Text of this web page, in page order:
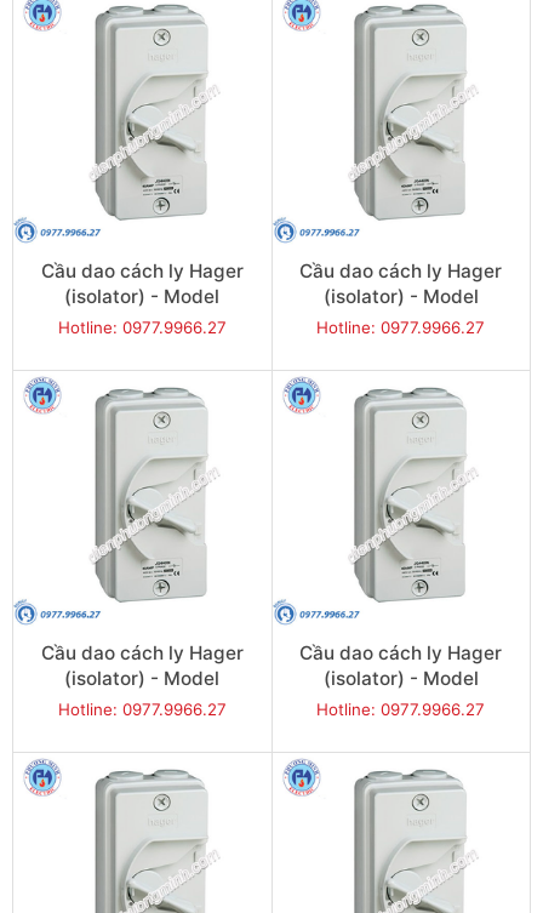
Cầu dao cách ly Hager
(isolator) - Model
JG332U
Hotline: 0977.9966.27
Cầu dao cách ly Hager
(isolator) - Model
JG340U
Hotline: 0977.9966.27
Cầu dao cách ly Hager
(isolator) - Model
JG420U
Hotline: 0977.9966.27
Cầu dao cách ly Hager
(isolator) - Model
JG432U
Hotline: 0977.9966.27